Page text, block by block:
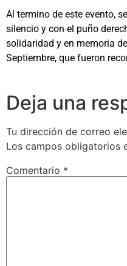
Al termino de este evento,
silencio y con el puño
solidaridad y en memoria
Septiembre, que fueron
Deja una
Tu dirección de correo
Los campos obligatorios
Comentario *